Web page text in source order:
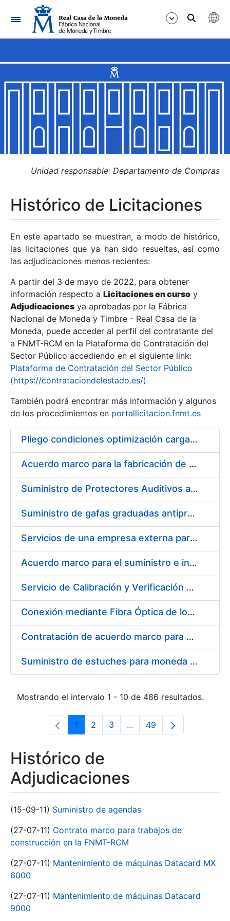
Navegación
Mostrar/Ocultar
Mostrar/Ocultar
Mostrar/Ocultar
Mostrar/Ocultar
Mostrar/Ocultar
Mostrar/Ocultar
Unidad responsable: Departamento de Compras
Histórico de Licitaciones
En este apartado se muestran, a modo de histórico,
las licitaciones que ya han sido resueltas, así como
las adjudicaciones menos recientes:
A partir del 3 de mayo de 2022, para obtener
información respecto a Licitaciones en curso y
Adjudicaciones ya aprobadas por la Fábrica
Nacional de Moneda y Timbre - Real Casa de la
Moneda, puede acceder al perfil del contratante del
a FNMT-RCM en la Plataforma de Contratación del
Sector Público accediendo en el siguiente link:
Plataforma de Contratación del Sector Público
(https://contrataciondelestado.es/)
También podrá encontrar más información y algunos
de los procedimientos en portallicitacion.fnmt.es
Pliego condiciones optimización cargas compras firmado
Acuerdo marco para la fabricación de piezas
Suministro de Protectores Auditivos a medida para las personas trabajadoras de los Centros de Trabajo de Madrid y Burgos
Suministro de gafas graduadas antiproyecciones para los trabajadores de la FNMT-RCM en los centros de trabajo de Madrid y Burgos
Servicios de una empresa externa para el asesoramiento y resolución de los recursos de alzada que se presentan relacionados con procesos de selección para la FNMT-RCM
Acuerdo marco para el suministro e instalación de persianas, estores y otros complementos
Servicio de Calibración y Verificación Externa de los Equipos de Medición del Servicio de Prevención de la FNMT-RCM
Conexión mediante Fibra Óptica de los Centros de Proceso de Datos (CPDs) de las sedes de la FNMT-RCM de Burgos y Madrid
Contratación de acuerdo marco para el Suministro de Material de Electricidad para la Fábrica Nacional de Moneda y Timbre-Real Casa de la Moneda en su centro de trabajo de Burgos
Suministro de estuches para moneda de 30 €
Mostrando el intervalo 1 - 10 de 486 resultados.
Página
1 Página
2 Página
3 ...Páginas intermedias Use
Página
49
Histórico de
Adjudicaciones
(15-09-11) Suministro de agendas
(27-07-11) Contrato marco para trabajos de
construcción en la FNMT-RCM
(27-07-11) Mantenimiento de máquinas Datacard MX
6000
(27-07-11) Mantenimiento de máquinas Datacard
9000